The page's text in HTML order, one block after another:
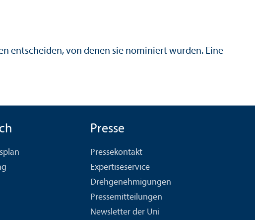
entscheiden, von denen sie nominiert wurden. Eine
Presse
Pressekontakt
Expertiseservice
Drehgenehmigungen
Pressemitteilungen
Newsletter der Uni